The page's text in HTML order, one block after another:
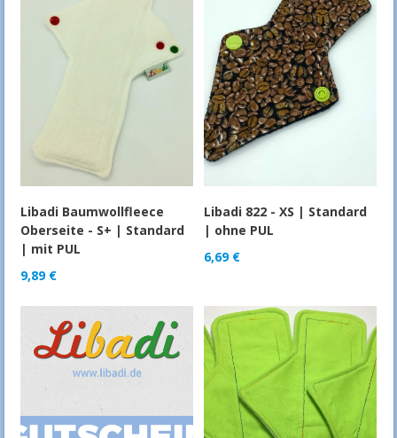
Libadi Baumwollfleece
Oberseite - S+ | Standard
| mit PUL
9,89 €
Libadi 822 - XS | Standard
| ohne PUL
6,69 €